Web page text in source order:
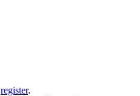
register.